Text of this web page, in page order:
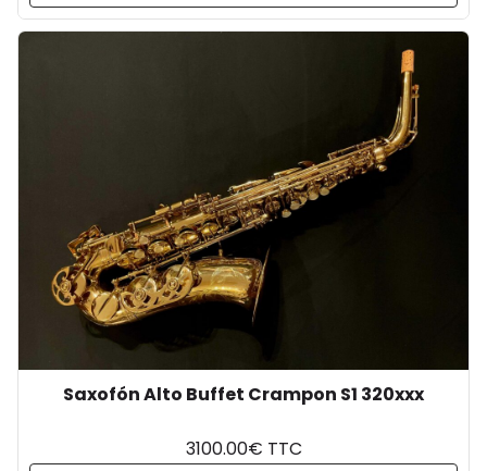
Saxofón Alto Buffet Crampon S1 320xxx
3100.00€ TTC